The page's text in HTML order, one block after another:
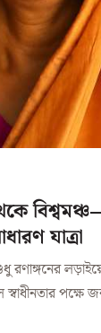
যাত্রা
রণাঙ্গনের